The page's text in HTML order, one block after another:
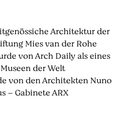
Architektur der
Mies van der Rohe
von Arch Daily als eines
der Welt
von den Architekten Nuno
– Gabinete ARX